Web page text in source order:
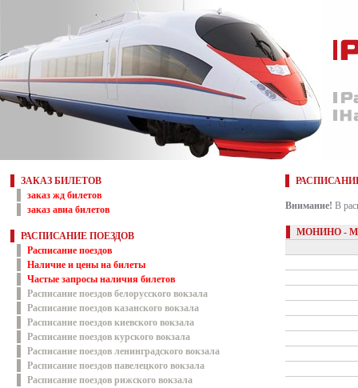
ЗАКАЗ БИЛЕТОВ
заказ жд билетов
заказ авиа билетов
РАСПИСАНИЕ ПОЕЗДОВ
Расписание поездов
Наличие и цены на билеты
Частые запросы наличия билетов
Расписание поездов белорусского вокзала
Расписание поездов казанского вокзала
Расписание поездов киевского вокзала
Расписание поездов курского вокзала
Расписание поездов ленинградского вокзала
Расписание поездов павелецкого вокзала
Расписание поездов рижского вокзала
Внимание! В
МОНИНО -